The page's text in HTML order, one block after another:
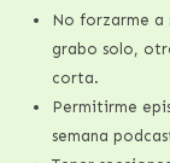
No forzarme a
grabo solo,
corta.
Permitirme
semana